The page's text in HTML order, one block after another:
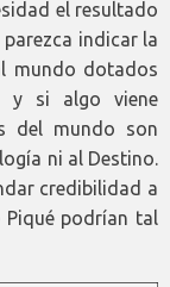
el resultado
indicar la
mundo dotados
y si algo viene
del mundo son
ni al Destino.
credibilidad a
podrían tal